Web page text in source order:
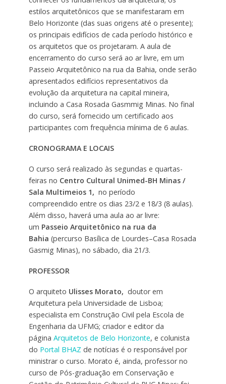
estilos arquitetônicos que se manifestaram em
Belo Horizonte (das suas origens até o presente);
os principais edifícios de cada período histórico e
os arquitetos que os projetaram. A aula de
encerramento do curso será ao ar livre, em um
Passeio Arquitetônico na rua da Bahia, onde serão
apresentados edifícios representativos da
evolução da arquitetura na capital mineira,
incluindo a Casa Rosada Gasmmig Minas. No final
do curso, será fornecido um certificado aos
participantes com frequência mínima de 6 aulas.
CRONOGRAMA E LOCAIS
O curso será realizado às segundas e quartas-
feiras no Centro Cultural Unimed-BH Minas /
Sala Multimeios 1, no período
compreendido entre os dias 23/2 e 18/3 (8 aulas).
Além disso, haverá uma aula ao ar livre:
um Passeio Arquitetônico na rua da
Bahia (percurso Basílica de Lourdes–Casa Rosada
Gasmig Minas), no sábado, dia 21/3.
PROFESSOR
O arquiteto Ulisses Morato, doutor em
Arquitetura pela Universidade de Lisboa;
especialista em Construção Civil pela Escola de
Engenharia da UFMG; criador e editor da
página Arquitetos de Belo Horizonte, e colunista
do Portal BHAZ de notícias é o responsável por
ministrar o curso. Morato é, ainda, professor no
curso de Pós-graduação em Conservação e